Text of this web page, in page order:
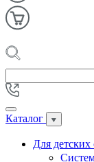
Каталог
Для детских